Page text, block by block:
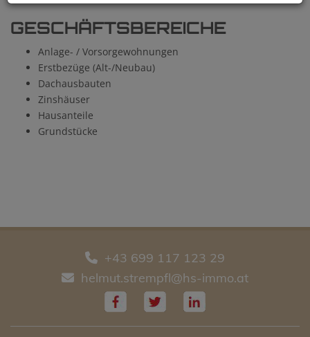
GESCHÄFTSBEREICHE
Anlage- / Vorsorgewohnungen
Erstbezüge (Alt-/Neubau)
Dachausbauten
Zinshäuser
Hausanteile
Grundstücke
+43 699 117 123 29
helmut.strempfl@hs-immo.at